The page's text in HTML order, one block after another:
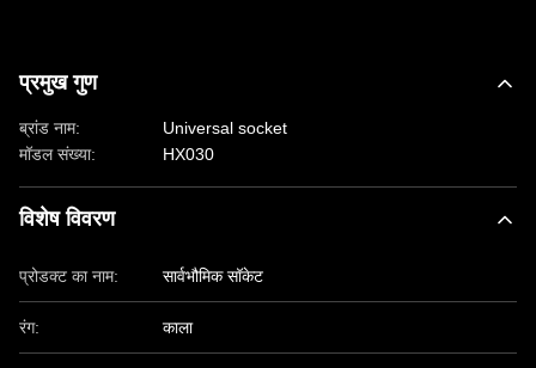
प्रमुख गुण
ब्रांड नाम:
Universal socket
मॉडल संख्या:
HX030
विशेष विवरण
प्रोडक्ट का नाम: सार्वभौमिक सॉकेट
रंग: काला